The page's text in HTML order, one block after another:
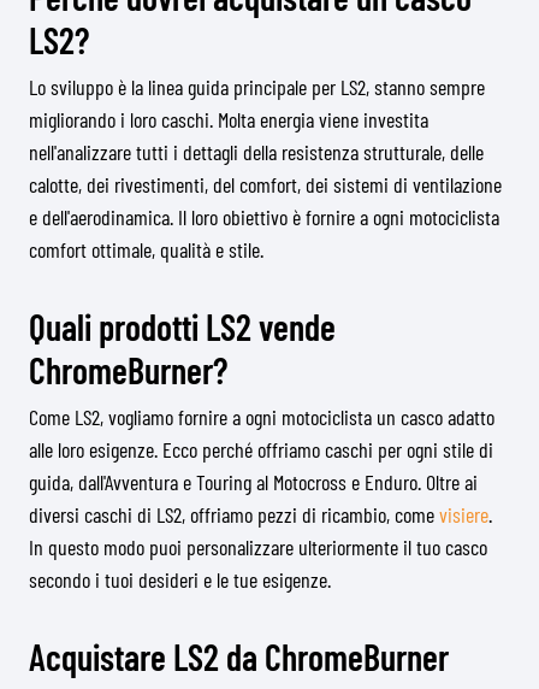
LS2?
Lo sviluppo è la linea guida principale per LS2, stanno sempre
migliorando i loro caschi. Molta energia viene investita
nell'analizzare tutti i dettagli della resistenza strutturale, delle
calotte, dei rivestimenti, del comfort, dei sistemi di ventilazione
e dell'aerodinamica. Il loro obiettivo è fornire a ogni motociclista
comfort ottimale, qualità e stile.
Quali prodotti LS2 vende
ChromeBurner?
Come LS2, vogliamo fornire a ogni motociclista un casco adatto
alle loro esigenze. Ecco perché offriamo caschi per ogni stile di
guida, dall'Avventura e Touring al Motocross e Enduro. Oltre ai
diversi caschi di LS2, offriamo pezzi di ricambio, comevisiere.
In questo modo puoi personalizzare ulteriormente il tuo casco
secondo i tuoi desideri e le tue esigenze.
Acquistare LS2 da ChromeBurner